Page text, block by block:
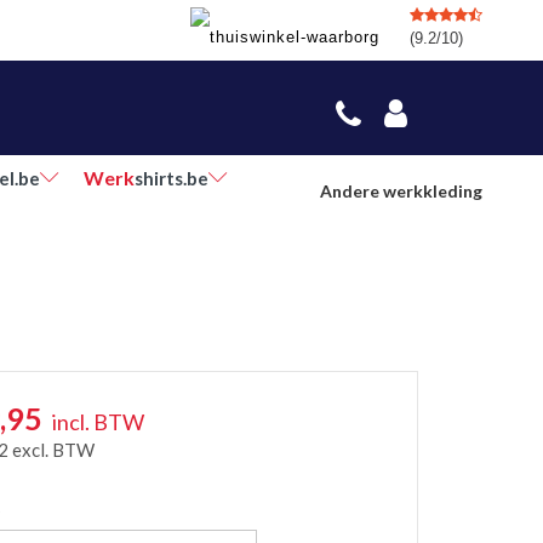
(9.2/10)
Werkshirts.be
Andere werkkleding
incl. BTW
excl. BTW